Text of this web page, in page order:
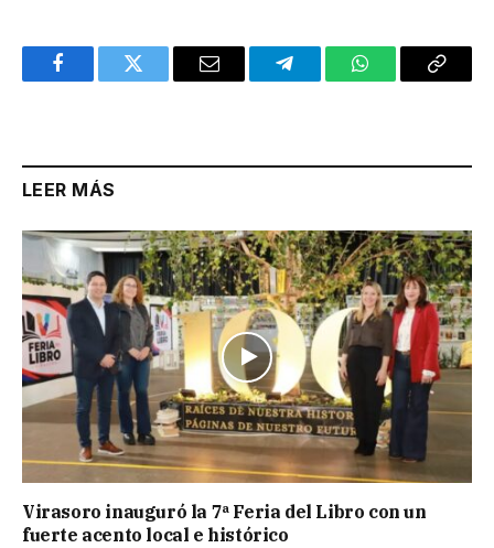
FacebookTwitter Email TelegramWhatsAppCopy
LEER MÁS
Virasoro inauguró la 7ª Feria del Libro con un
fuerte acento local e histórico